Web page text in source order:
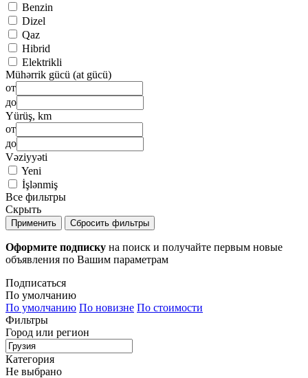
Benzin
Dizel
Qaz
Hibrid
Elektrikli
Mühərrik gücü (at gücü)
от
до
Yürüş, km
от
до
Vəziyyəti
Yeni
İşlənmiş
Все фильтры
Скрыть
Применить Сбросить фильтры
Оформите подписку на поиск и получайте первым новые
объявления по Вашим параметрам
Подписаться
По умолчанию
По умолчанию По новизне По стоимости
Фильтры
Город или регион
Категория
Не выбрано